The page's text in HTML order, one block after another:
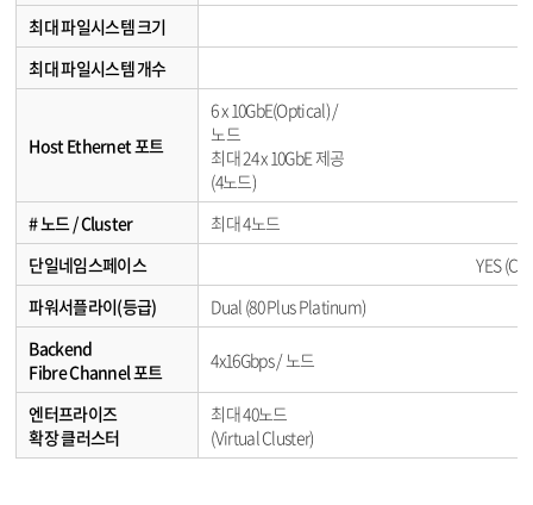
최대 파일시스템 크기
최대 파일시스템 개수
Host Ethernet 포트
6 x 10GbE(Optical) /
노드
최대 24 x 10GbE 제공
(4노드)
# 노드 / Cluster
최대 4노드
단일네임스페이스
YES
파워서플라이(등급)
Dual (80 Plus Platinum)
Backend
Fibre Channel 포트
4x16Gbps / 노드
엔터프라이즈
확장 클러스터
최대 40노드
(Virtual Cluster)